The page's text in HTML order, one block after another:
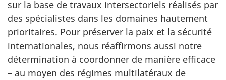
sur la base de travaux intersectoriels réalisés par
des spécialistes dans les domaines hautement
prioritaires. Pour préserver la paix et la sécurité
internationales, nous réaffirmons aussi notre
détermination à coordonner de manière efficace
– au moyen des régimes multilatéraux de